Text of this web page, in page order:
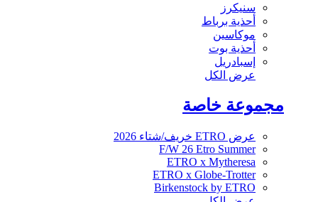
سنيكرز
أحذية برباط
موكاسين
أحذية بوت
إسبادريل
عرض الكل
مجموعة خاصة
عرض ETRO خريف/شتاء 2026
F/W 26 Etro Summer
ETRO x Mytheresa
ETRO x Globe-Trotter
Birkenstock by ETRO